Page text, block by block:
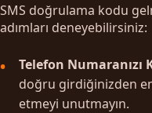
SMS doğrulama kodu
adımları deneyebilirsiniz:
Telefon Numaranızı
doğru girdiğinizden
etmeyi unutmayın.